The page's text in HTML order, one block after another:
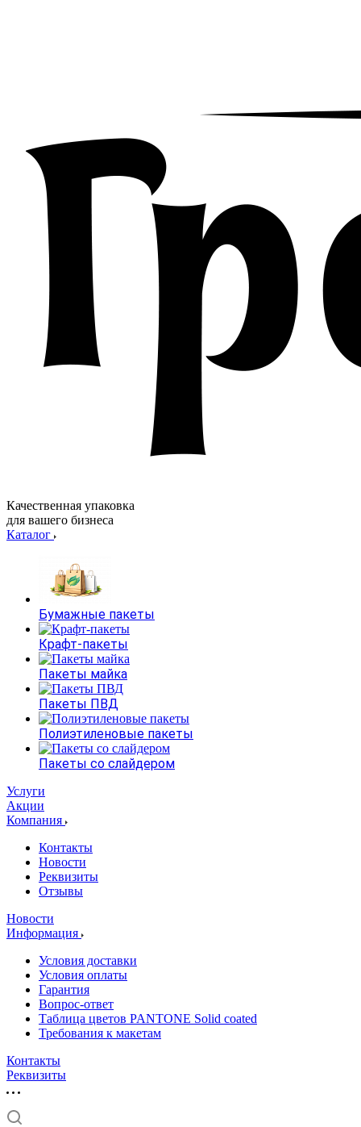
Качественная упаковка
для вашего бизнеса
Каталог
Бумажные пакеты
Крафт-пакеты
Пакеты майка
Пакеты ПВД
Полиэтиленовые пакеты
Пакеты со слайдером
Услуги
Акции
Компания
Контакты
Новости
Реквизиты
Отзывы
Новости
Информация
Условия доставки
Условия оплаты
Гарантия
Вопрос-ответ
Таблица цветов PANTONE Solid coated
Требования к макетам
Контакты
Реквизиты